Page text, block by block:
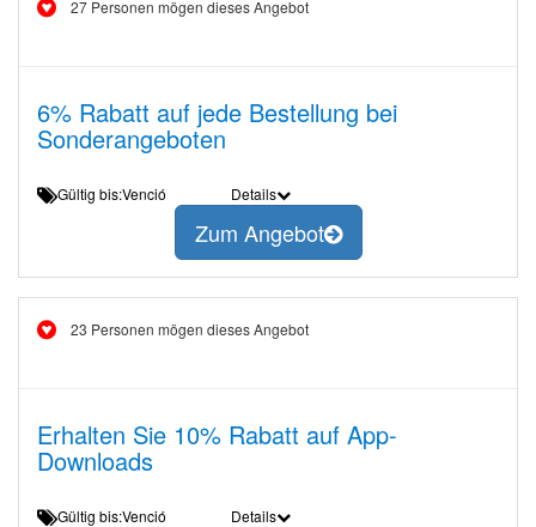
27 Personen mögen dieses Angebot
6% Rabatt auf jede Bestellung bei
Sonderangeboten
Gültig bis:Venció Details
Zum Angebot
23 Personen mögen dieses Angebot
Erhalten Sie 10% Rabatt auf App-
Downloads
Gültig bis:Venció Details